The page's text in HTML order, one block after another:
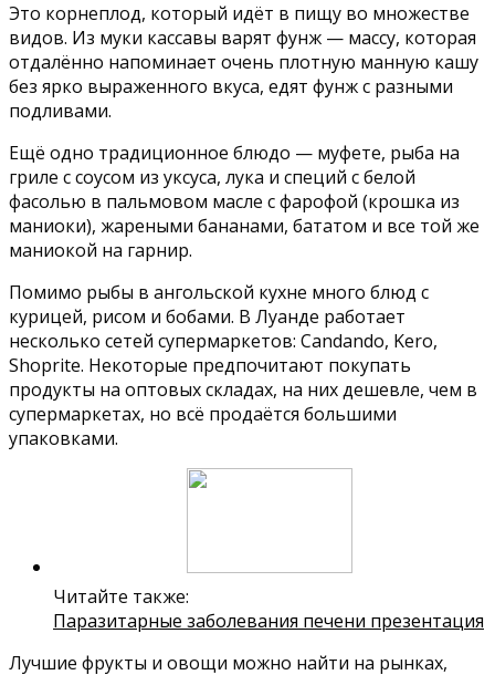
Это корнеплод, который идёт в пищу во множестве
видов. Из муки кассавы варят фунж — массу, которая
отдалённо напоминает очень плотную манную кашу
без ярко выраженного вкуса, едят фунж с разными
подливами.
Ещё одно традиционное блюдо — муфете, рыба на
гриле с соусом из уксуса, лука и специй с белой
фасолью в пальмовом масле с фарофой (крошка из
маниоки), жареными бананами, бататом и все той же
маниокой на гарнир.
Помимо рыбы в ангольской кухне много блюд с
курицей, рисом и бобами. В Луанде работает
несколько сетей супермаркетов: Candando, Kero,
Shoprite. Некоторые предпочитают покупать
продукты на оптовых складах, на них дешевле, чем в
супермаркетах, но всё продаётся большими
упаковками.
Читайте также:
Паразитарные заболевания печени презентация
Лучшие фрукты и овощи можно найти на рынках,